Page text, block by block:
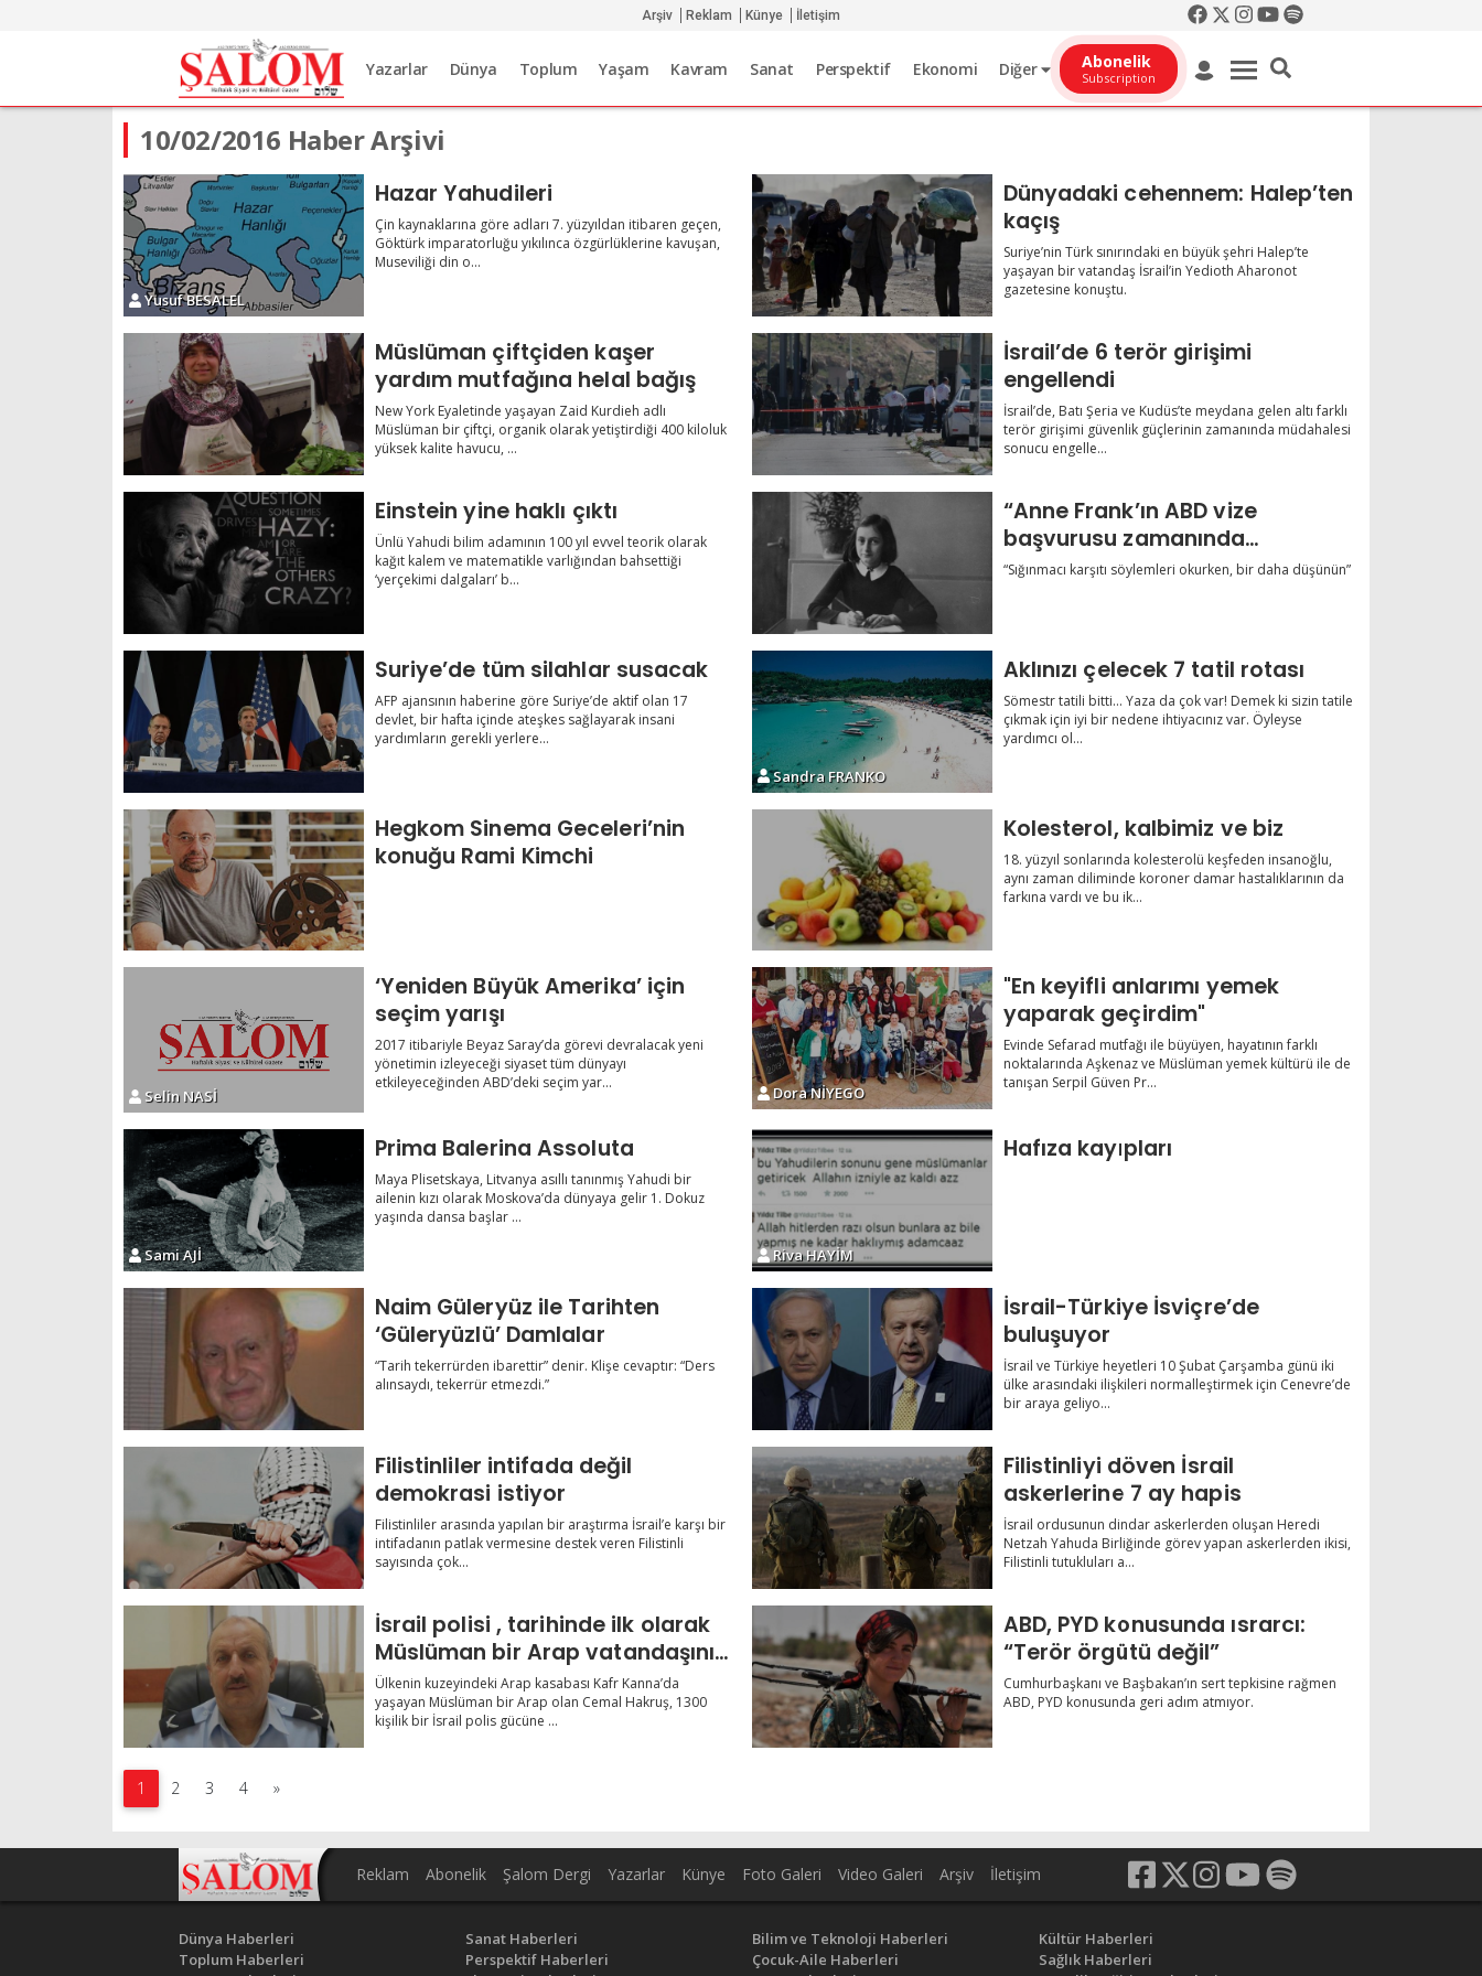
Arşiv Reklam Künye İletişim
Yazarlar Dünya Toplum Yaşam Kavram Sanat Perspektif Ekonomi Diğer Abonelik
Subscription
10/02/2016 Haber Arşivi
Yusuf BESALEL
Hazar Yahudileri
Çin kaynaklarına göre adları 7. yüzyıldan itibaren geçen,
Göktürk imparatorluğu yıkılınca özgürlüklerine kavuşan,
Museviliği din o...
Dünyadaki cehennem: Halep’ten
kaçış
Suriye’nin Türk sınırındaki en büyük şehri Halep’te
yaşayan bir vatandaş İsrail’in Yedioth Aharonot
gazetesine konuştu.
Müslüman çiftçiden kaşer
yardım mutfağına helal bağış
New York Eyaletinde yaşayan Zaid Kurdieh adlı
Müslüman bir çiftçi, organik olarak yetiştirdiği 400 kiloluk
yüksek kalite havucu, ...
İsrail’de 6 terör girişimi
engellendi
İsrail’de, Batı Şeria ve Kudüs’te meydana gelen altı farklı
terör girişimi güvenlik güçlerinin zamanında müdahalesi
sonucu engelle...
Einstein yine haklı çıktı
Ünlü Yahudi bilim adamının 100 yıl evvel teorik olarak
kağıt kalem ve matematikle varlığından bahsettiği
‘yerçekimi dalgaları’ b...
“Anne Frank’ın ABD vize
başvurusu zamanında
reddedilmişti”
“Sığınmacı karşıtı söylemleri okurken, bir daha düşünün”
Suriye’de tüm silahlar susacak
AFP ajansının haberine göre Suriye’de aktif olan 17
devlet, bir hafta içinde ateşkes sağlayarak insani
yardımların gerekli yerlere...
Sandra FRANKO
Aklınızı çelecek 7 tatil rotası
Sömestr tatili bitti... Yaza da çok var! Demek ki sizin tatile
çıkmak için iyi bir nedene ihtiyacınız var. Öyleyse
yardımcı ol...
Hegkom Sinema Geceleri’nin
konuğu Rami Kimchi
Kolesterol, kalbimiz ve biz
18. yüzyıl sonlarında kolesterolü keşfeden insanoğlu,
aynı zaman diliminde koroner damar hastalıklarının da
farkına vardı ve bu ik...
Selin NASİ
‘Yeniden Büyük Amerika’ için
seçim yarışı
2017 itibariyle Beyaz Saray’da görevi devralacak yeni
yönetimin izleyeceği siyaset tüm dünyayı
etkileyeceğinden ABD’deki seçim yar...
Dora NİYEGO
"En keyifli anlarımı yemek
yaparak geçirdim"
Evinde Sefarad mutfağı ile büyüyen, hayatının farklı
noktalarında Aşkenaz ve Müslüman yemek kültürü ile de
tanışan Serpil Güven Pr...
Sami AJİ
Prima Balerina Assoluta
Maya Plisetskaya, Litvanya asıllı tanınmış Yahudi bir
ailenin kızı olarak Moskova’da dünyaya gelir 1. Dokuz
yaşında dansa başlar ...
Riva HAYİM
Hafıza kayıpları
Naim Güleryüz ile Tarihten
‘Güleryüzlü’ Damlalar
“Tarih tekerrürden ibarettir” denir. Klişe cevaptır: “Ders
alınsaydı, tekerrür etmezdi.”
İsrail-Türkiye İsviçre’de
buluşuyor
İsrail ve Türkiye heyetleri 10 Şubat Çarşamba günü iki
ülke arasındaki ilişkileri normalleştirmek için Cenevre’de
bir araya geliyo...
Filistinliler intifada değil
demokrasi istiyor
Filistinliler arasında yapılan bir araştırma İsrail’e karşı bir
intifadanın patlak vermesine destek veren Filistinli
sayısında çok...
Filistinliyi döven İsrail
askerlerine 7 ay hapis
İsrail ordusunun dindar askerlerden oluşan Heredi
Netzah Yahuda Birliğinde görev yapan askerlerden ikisi,
Filistinli tutukluları a...
İsrail polisi , tarihinde ilk olarak
Müslüman bir Arap vatandaşını
Emniyet Müdürü olarak atadı
Ülkenin kuzeyindeki Arap kasabası Kafr Kanna’da
yaşayan Müslüman bir Arap olan Cemal Hakruş, 1300
kişilik bir İsrail polis gücüne ...
ABD, PYD konusunda ısrarcı:
“Terör örgütü değil”
Cumhurbaşkanı ve Başbakan’ın sert tepkisine rağmen
ABD, PYD konusunda geri adım atmıyor.
1 2 3 4 »
Reklam Abonelik Şalom Dergi Yazarlar Künye Foto Galeri Video Galeri Arşiv İletişim
Dünya Haberleri
Toplum Haberleri
Sanat Haberleri
Perspektif Haberleri
Bilim ve Teknoloji Haberleri
Çocuk-Aile Haberleri
Kültür Haberleri
Sağlık Haberleri